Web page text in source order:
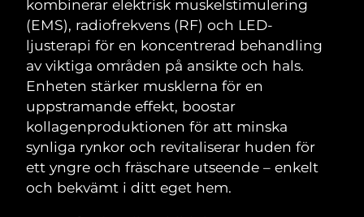
kombinerar elektrisk muskelstimulering
(EMS), radiofrekvens (RF) och LED-
ljusterapi för en koncentrerad behandling
av viktiga områden på ansikte och hals.
Enheten stärker musklerna för en
uppstramande effekt, boostar
kollagenproduktionen för att minska
synliga rynkor och revitaliserar huden för
ett yngre och fräschare utseende – enkelt
och bekvämt i ditt eget hem.
LUNA™ 4 Plus
Massage, LED heating
LUNA™ 4 Men
For men, anti-aging massage
BEAR™ 2 go
Microcurrent toning on-the-go
BEAR™ 2 eyes & lips
Microcurrent line smoothing device
Återfuktning
UFO™ 3-paket
Deep facial hydration
UFO™ 3 LED
Near-infrared and red light therapy
device
Munvård
issa™ 4
Hybrid silicone sonic toothbrush
issa™ 4 plus
Smart hybrid silicone sonic toothbrush
FAQ™ ANTI-AGING-BEHANDLING
Anti-aging LED-behandlingar
NEW
Bosnien och
Hercegovina
Förväntad leverans8/11/26
Brunei Förväntad leverans
Bulgarien Förväntad leverans
Kanada Förväntad leverans8/12/26